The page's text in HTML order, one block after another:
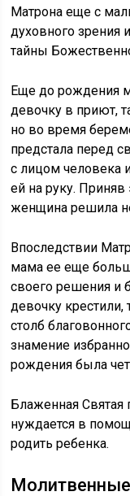
Матрона еще с
духовного зрения
тайны
Еще до рождения
девочку в приют,
но во время
предстала перед
с лицом человека
ей на руку.
женщина решила
Впоследствии
мама ее еще
своего решения и
девочку
столб
знамение
рождения была
Блаженная Святая
нуждается в
родить ребенка.